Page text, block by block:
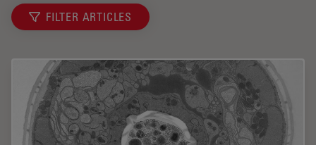
FILTER ARTICLES